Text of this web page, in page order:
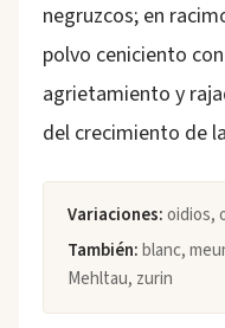
negruzcos; en
polvo ceniciento
agrietamiento y
del crecimiento de
Variaciones:oidios,
También:blanc,
Mehltau, zurin